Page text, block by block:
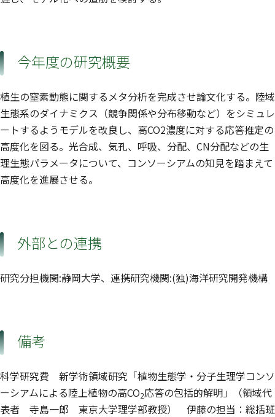
今年度の研究概要
植生の窒素動態に関するメタ分析を完成させ論文化する。陸域
生態系のダイナミクス（競争関係や分布移動など）をシミュレ
ートするようモデルを改良し、高CO2濃度に対する応答推定の
高度化を図る。光合成、気孔、呼吸、分配、CN分配などの生
理生態パラメータについて、コンソーシアムの知見を踏まえて
高度化を進展させる。
外部との連携
研究分担機関:静岡大学、連携研究機関:(独)海洋研究開発機構
備考
科学研究費 新学術領域研究「植物生態学・分子生理学コンソ
ーシアムによる陸上植物の高CO2応答の包括的解明」（領域代
表者 寺島一郎 東京大学理学部教授） 伊藤の担当：総括班